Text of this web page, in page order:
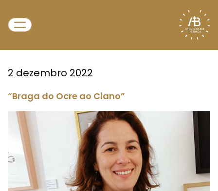
2 dezembro 2022
“Braga do Ocre ao Ciano”